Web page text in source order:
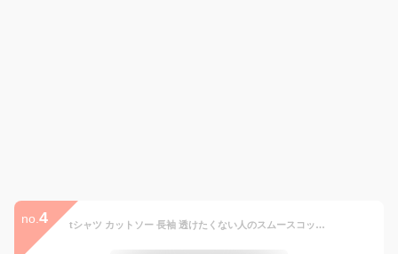
no. 4 tシャツ カットソー 長袖 透けたくない人のスムースコットンロングカットソー トップス カットソー レディース ベーシック シンプル コットン 綿100% ロング丈 ロング 黒 長袖tシャツ ティーシャツ 大きいサイズ M L LL メール便10